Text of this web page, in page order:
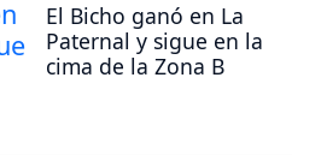
El Bicho ganó en La
Paternal y sigue en la
cima de la Zona B